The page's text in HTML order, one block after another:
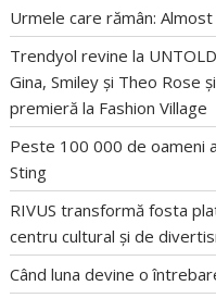
Urmele care rămân: Almost
Trendyol revine la
Gina, Smiley și Theo Rose
premieră la Fashion Village
Peste 100 000 de oameni
Sting
RIVUS transformă fosta
centru cultural și de
Când luna devine o